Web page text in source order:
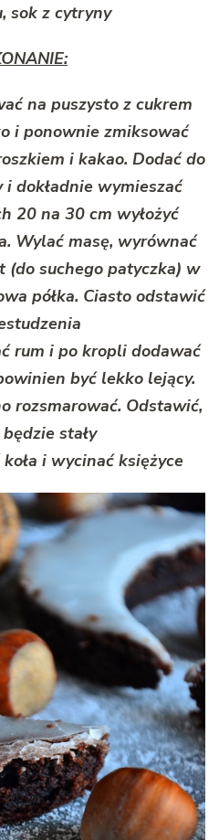
sok z cytryny
na puszysto z cukrem
i ponownie zmiksować
i kakao. Dodać do
i dokładnie wymieszać
20 na 30 cm wyłożyć
Wylać masę, wyrównać
(do suchego patyczka) w
półka. Ciasto odstawić
rum i po kropli dodawać
być lekko lejący.
rozsmarować. Odstawić,
stały
i wycinać księżyce